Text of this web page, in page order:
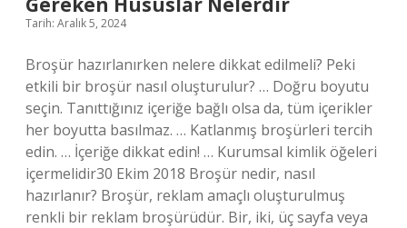
Tarih: Aralık 5, 2024
Broşür hazırlanırken nelere dikkat edilmeli? Peki
etkili bir broşür nasıl oluşturulur? … Doğru boyutu
seçin. Tanıttığınız içeriğe bağlı olsa da, tüm içerikler
her boyutta basılmaz. … Katlanmış broşürleri tercih
edin. … İçeriğe dikkat edin! … Kurumsal kimlik öğeleri
içermelidir30 Ekim 2018 Broşür nedir, nasıl
hazırlanır? Broşür, reklam amaçlı oluşturulmuş
renkli bir reklam broşürüdür. Bir, iki, üç sayfa veya